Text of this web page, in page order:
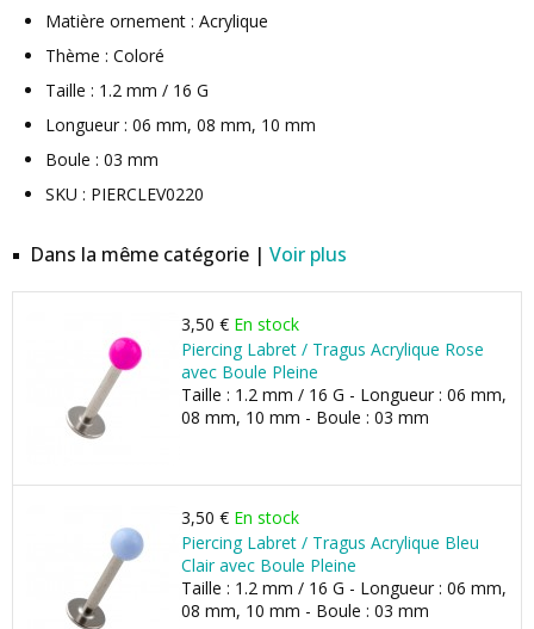
Matière ornement : Acrylique
Thème : Coloré
Taille : 1.2 mm / 16 G
Longueur : 06 mm, 08 mm, 10 mm
Boule : 03 mm
SKU : PIERCLEV0220
Dans la même catégorie | Voir plus
3,50 € En stock
Piercing Labret / Tragus Acrylique Rose
avec Boule Pleine
Taille : 1.2 mm / 16 G - Longueur : 06 mm,
08 mm, 10 mm - Boule : 03 mm
3,50 € En stock
Piercing Labret / Tragus Acrylique Bleu
Clair avec Boule Pleine
Taille : 1.2 mm / 16 G - Longueur : 06 mm,
08 mm, 10 mm - Boule : 03 mm